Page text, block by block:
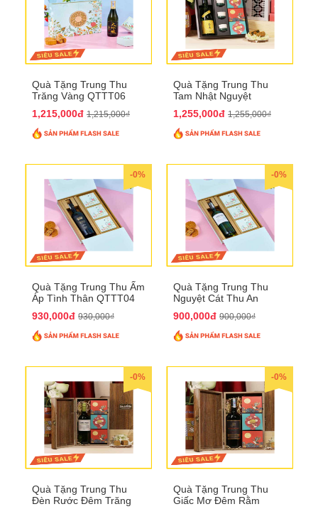
Quà Tặng Trung Thu
Trăng Vàng QTTT06
1,215,000đ 1,215,000₫
Quà Tặng Trung Thu
Tam Nhật Nguyệt
1,255,000đ 1,255,000₫
-0%
Quà Tặng Trung Thu Ấm
Áp Tình Thân QTTT04
930,000đ 930,000₫
-0%
Quà Tặng Trung Thu
Nguyệt Cát Thu An
900,000đ 900,000₫
-0%
Quà Tặng Trung Thu
Đèn Rước Đêm Trăng
-0%
Quà Tặng Trung Thu
Giấc Mơ Đêm Rằm